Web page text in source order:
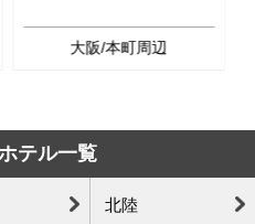
大阪/本町周辺
テル一覧
北陸